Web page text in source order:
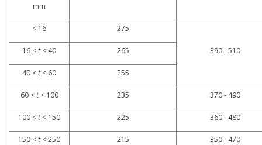
mm
< 16 275
390 - 510
16 <t< 40 265
40 <t< 60 255
60 <t< 100 235 370 - 490
100 <t< 150 225 360 - 480
150 <t< 250 215 350 - 470